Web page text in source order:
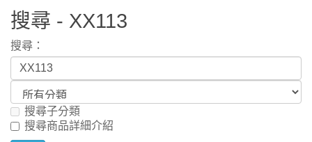
搜尋 - XX113
搜尋：
搜尋子分類
搜尋商品詳細介紹